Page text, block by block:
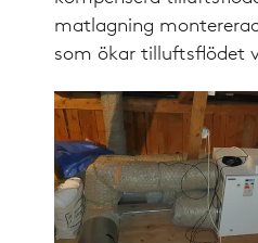
matlagning
som ökar tilluftsflödet